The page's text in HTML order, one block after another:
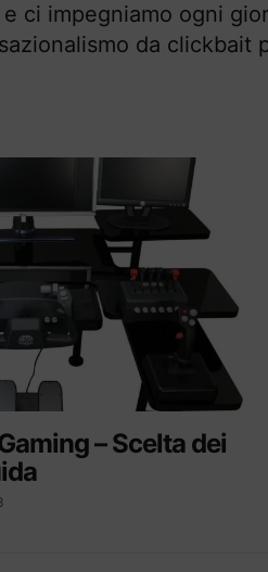
ci impegniamo ogni
da clickbait
– Scelta dei